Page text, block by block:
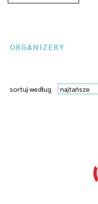
ORGANIZERY
sortuj według